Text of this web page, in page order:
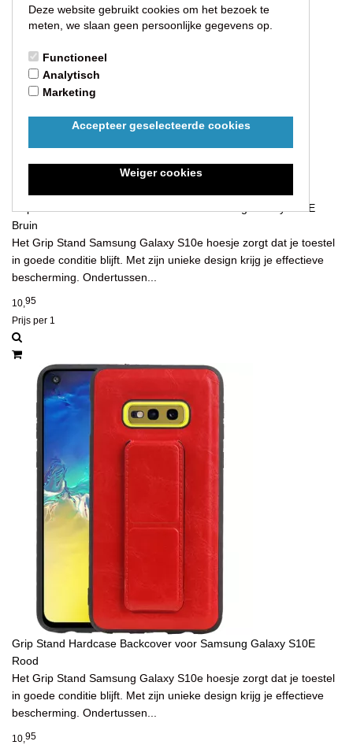
Grip Stand Hardcase Backcover voor Samsung Galaxy S10E
Bruin
Het Grip Stand Samsung Galaxy S10e hoesje zorgt dat je toestel
in goede conditie blijft. Met zijn unieke design krijg je effectieve
bescherming. Ondertussen...
10,95
Prijs per 1
Grip Stand Hardcase Backcover voor Samsung Galaxy S10E
Rood
Het Grip Stand Samsung Galaxy S10e hoesje zorgt dat je toestel
in goede conditie blijft. Met zijn unieke design krijg je effectieve
bescherming. Ondertussen...
10,95
Deze website gebruikt cookies om het bezoek te
meten, we slaan geen persoonlijke gegevens op.
Functioneel
Analytisch
Marketing
Accepteer geselecteerde cookies
Weiger cookies